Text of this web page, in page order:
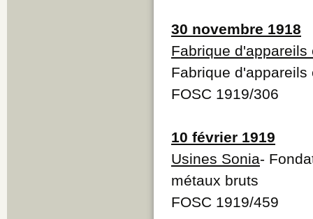
30 novembre 1918
Fabrique
Fabrique
FOSC 1919/306
10 février 1919
Usines Sonia-
métaux bruts
FOSC 1919/459